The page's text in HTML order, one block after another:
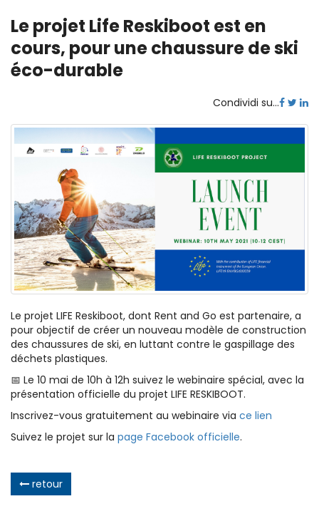
Le projet Life Reskiboot est en
cours, pour une chaussure de ski
éco-durable
Condividi su...
Le projet LIFE Reskiboot, dont Rent and Go est partenaire, a
pour objectif de créer un nouveau modèle de construction
des chaussures de ski, en luttant contre le gaspillage des
déchets plastiques.
📅 Le 10 mai de 10h à 12h suivez le webinaire spécial, avec la
présentation officielle du projet LIFE RESKIBOOT.
Inscrivez-vous gratuitement au webinaire via ce lien
Suivez le projet sur la page Facebook officielle.
retour